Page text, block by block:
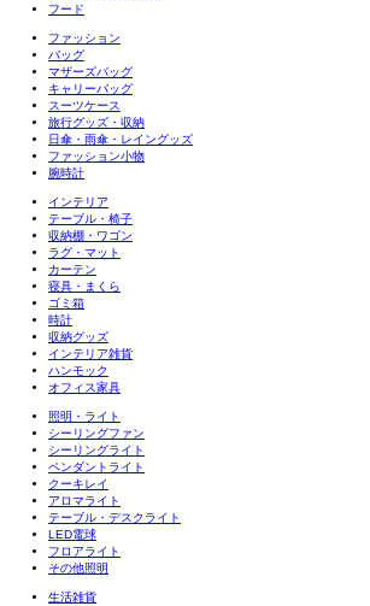
フード
ファッション
バッグ
マザーズバッグ
キャリーバッグ
スーツケース
旅行グッズ・収納
日傘・雨傘・レイングッズ
ファッション小物
腕時計
インテリア
テーブル・椅子
収納棚・ワゴン
ラグ・マット
カーテン
寝具・まくら
ゴミ箱
時計
収納グッズ
インテリア雑貨
ハンモック
オフィス家具
照明・ライト
シーリングファン
シーリングライト
ペンダントライト
クーキレイ
アロマライト
テーブル・デスクライト
LED電球
フロアライト
その他照明
生活雑貨